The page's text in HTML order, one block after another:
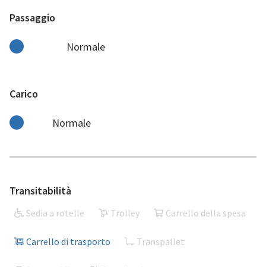
Passaggio
Normale
Carico
Normale
Transitabilità
Sedia a rotelle Trolley Carrello della spesa
Carrello di trasporto Transpallet